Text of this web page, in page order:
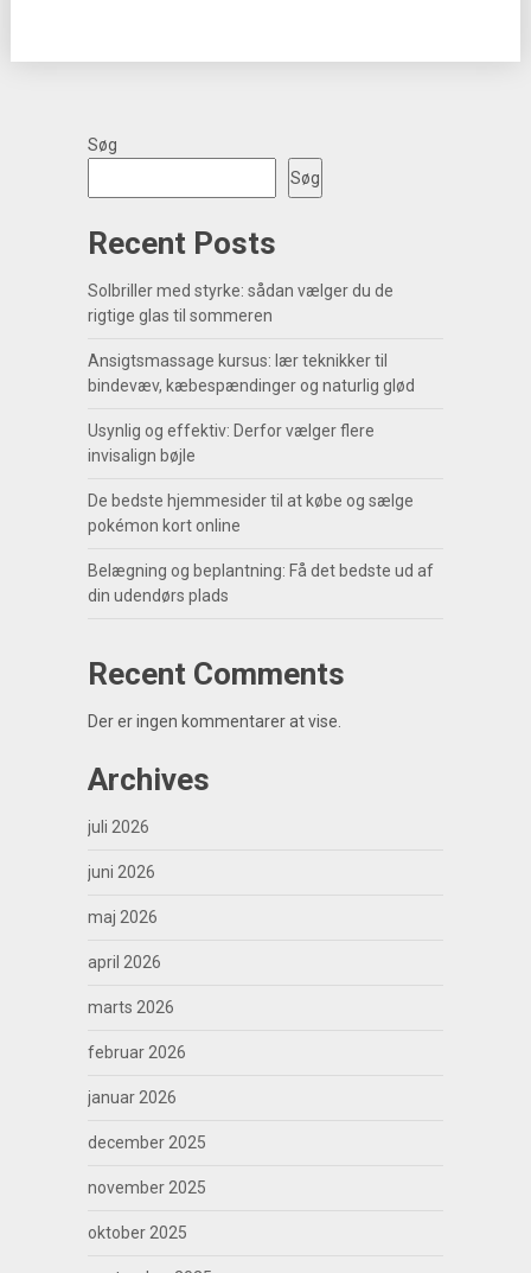
Søg
Søg
Recent Posts
Solbriller med styrke: sådan vælger du de
rigtige glas til sommeren
Ansigtsmassage kursus: lær teknikker til
bindevæv, kæbespændinger og naturlig glød
Usynlig og effektiv: Derfor vælger flere
invisalign bøjle
De bedste hjemmesider til at købe og sælge
pokémon kort online
Belægning og beplantning: Få det bedste ud af
din udendørs plads
Recent Comments
Der er ingen kommentarer at vise.
Archives
juli 2026
juni 2026
maj 2026
april 2026
marts 2026
februar 2026
januar 2026
december 2025
november 2025
oktober 2025